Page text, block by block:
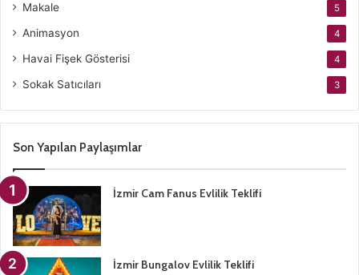
Makale 5
Animasyon 4
Havai Fişek Gösterisi 4
Sokak Satıcıları 3
Son Yapılan Paylaşımlar
İzmir Cam Fanus Evlilik Teklifi
İzmir Bungalov Evlilik Teklifi